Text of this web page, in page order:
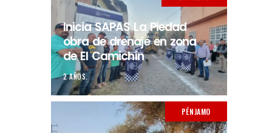
Inicia SAPAS La Piedad
obra de drenaje en zona
de El Camichín
2 AÑOS.
PÉNJAMO